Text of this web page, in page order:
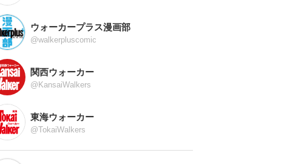
ウォーカープラス漫画部
@walkerpluscomic
関西ウォーカー
@KansaiWalkers
東海ウォーカー
@TokaiWalkers